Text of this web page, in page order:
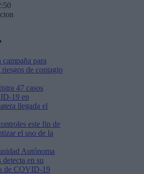
campaña para
de contagio
47 casos
19 en
llegada el
este fin de
el uso de la
Autónoma
detecta en su
de COVID-19